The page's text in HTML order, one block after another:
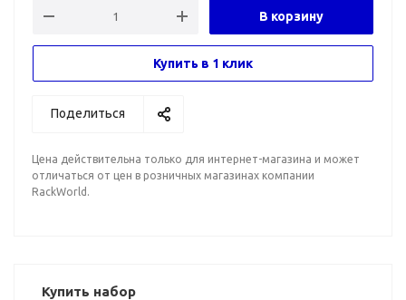
В корзину
Купить в 1 клик
Поделиться
Цена действительна только для интернет-магазина и может
отличаться от цен в розничных магазинах компании
RackWorld.
Купить набор